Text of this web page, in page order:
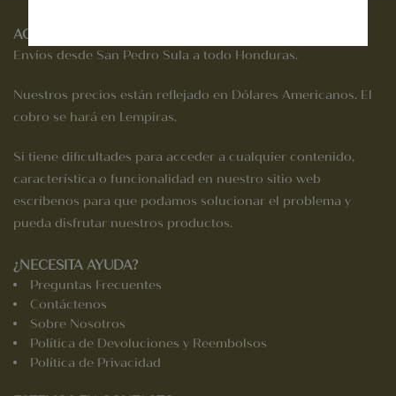
ACCESIBILIDAD DEL SITIO
Envíos desde San Pedro Sula a todo Honduras.
Nuestros precios están reflejado en Dólares Americanos. El
cobro se hará en Lempiras.
Si tiene dificultades para acceder a cualquier contenido,
característica o funcionalidad en nuestro sitio web
escríbenos para que podamos solucionar el problema y
pueda disfrutar nuestros productos.
¿NECESITA AYUDA?
Preguntas Frecuentes
Contáctenos
Sobre Nosotros
Política de Devoluciones y Reembolsos
Política de Privacidad